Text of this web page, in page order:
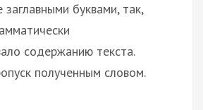
заглавными буквами, так,
содержанию текста.
полученным словом.